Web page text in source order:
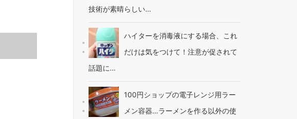
技術が素晴らしい…
ハイターを消毒液にする場合、これ
だけは気をつけて！注意が促されて
話題に…
100円ショップの電子レンジ用ラー
メン容器…ラーメンを作る以外の使